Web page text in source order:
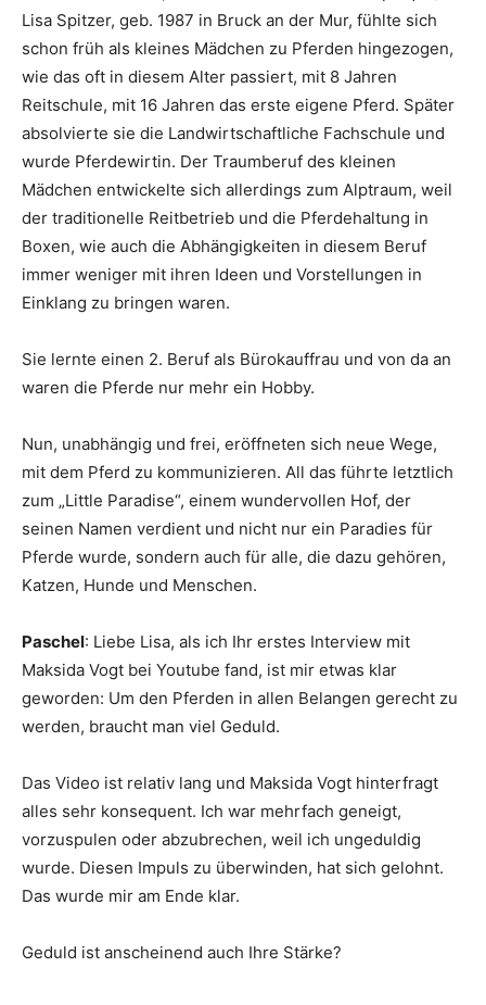
Lisa Spitzer, geb. 1987 in Bruck an der Mur, fühlte sich
schon früh als kleines Mädchen zu Pferden hingezogen,
wie das oft in diesem Alter passiert, mit 8 Jahren
Reitschule, mit 16 Jahren das erste eigene Pferd. Später
absolvierte sie die Landwirtschaftliche Fachschule und
wurde Pferdewirtin. Der Traumberuf des kleinen
Mädchen entwickelte sich allerdings zum Alptraum, weil
der traditionelle Reitbetrieb und die Pferdehaltung in
Boxen, wie auch die Abhängigkeiten in diesem Beruf
immer weniger mit ihren Ideen und Vorstellungen in
Einklang zu bringen waren.
Sie lernte einen 2. Beruf als Bürokauffrau und von da an
waren die Pferde nur mehr ein Hobby.
Nun, unabhängig und frei, eröffneten sich neue Wege,
mit dem Pferd zu kommunizieren. All das führte letztlich
zum „Little Paradise“, einem wundervollen Hof, der
seinen Namen verdient und nicht nur ein Paradies für
Pferde wurde, sondern auch für alle, die dazu gehören,
Katzen, Hunde und Menschen.
Paschel: Liebe Lisa, als ich Ihr erstes Interview mit
Maksida Vogt bei Youtube fand, ist mir etwas klar
geworden: Um den Pferden in allen Belangen gerecht zu
werden, braucht man viel Geduld.
Das Video ist relativ lang und Maksida Vogt hinterfragt
alles sehr konsequent. Ich war mehrfach geneigt,
vorzuspulen oder abzubrechen, weil ich ungeduldig
wurde. Diesen Impuls zu überwinden, hat sich gelohnt.
Das wurde mir am Ende klar.
Geduld ist anscheinend auch Ihre Stärke?